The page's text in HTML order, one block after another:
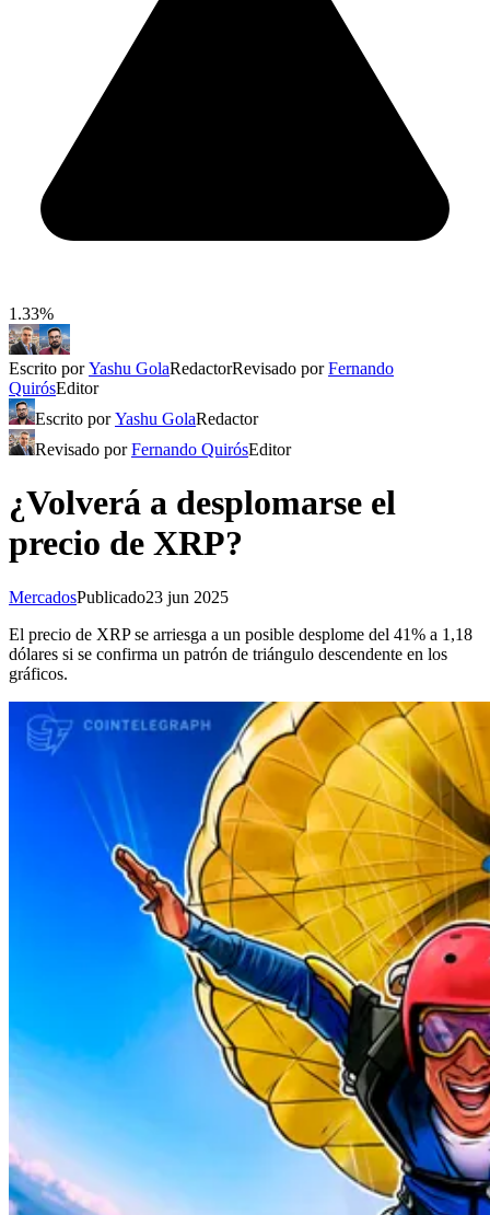
1.33%
Escrito porYashu GolaRedactorRevisado porFernando
QuirósEditor
Escrito porYashu GolaRedactor
Revisado porFernando QuirósEditor
¿Volverá a desplomarse el
precio de XRP?
MercadosPublicado23 jun 2025
El precio de XRP se arriesga a un posible desplome del 41% a 1,18
dólares si se confirma un patrón de triángulo descendente en los
gráficos.